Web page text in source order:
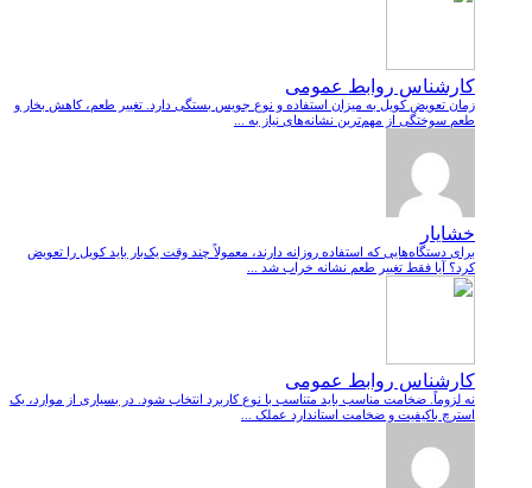
کارشناس روابط عمومی
زمان تعویض کویل به میزان استفاده و نوع جویس بستگی دارد. تغییر طعم، کاهش بخار و
طعم سوختگی از مهم‌ترین نشانه‌های نیاز به ...
خشایار
برای دستگاه‌هایی که استفاده روزانه دارند، معمولاً چند وقت یک‌بار باید کویل را تعویض
کرد؟ آیا فقط تغییر طعم نشانه خراب شد ...
کارشناس روابط عمومی
نه لزوماً. ضخامت مناسب باید متناسب با نوع کاربرد انتخاب شود. در بسیاری از موارد، یک
استرچ باکیفیت و ضخامت استاندارد عملک ...